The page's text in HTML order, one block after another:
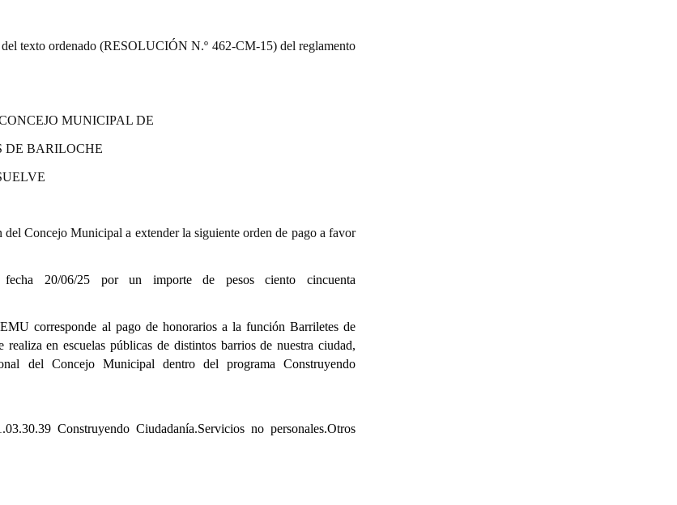
texto ordenado (RESOLUCIÓN N.º 462-CM-15) del reglamento
MUNICIPAL DE
DE BARILOCHE
Concejo Municipal a extender la siguiente orden de pago a favor
20/06/25
por un importe de pesos ciento cincuenta
corresponde al pago de honorarios a la función Barriletes de
en escuelas públicas de distintos barrios de nuestra ciudad,
del Concejo Municipal dentro del programa Construyendo
Construyendo Ciudadanía.Servicios no personales.Otros